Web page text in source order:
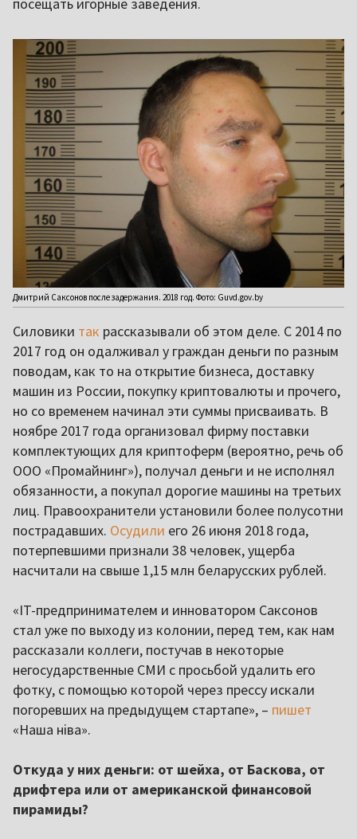
посещать игорные заведения.
Дмитрий Саксонов после задержания. 2018 год. Фото: Guvd.gov.by
Силовики так рассказывали об этом деле. С 2014 по
2017 год он одалживал у граждан деньги по разным
поводам, как то на открытие бизнеса, доставку
машин из России, покупку криптовалюты и прочего,
но со временем начинал эти суммы присваивать. В
ноябре 2017 года организовал фирму поставки
комплектующих для криптоферм (вероятно, речь об
ООО «Промайнинг»), получал деньги и не исполнял
обязанности, а покупал дорогие машины на третьих
лиц. Правоохранители установили более полусотни
пострадавших. Осудили его 26 июня 2018 года,
потерпевшими признали 38 человек, ущерба
насчитали на свыше 1,15 млн беларусских рублей.
«IT-предпринимателем и инноватором Саксонов
стал уже по выходу из колонии, перед тем, как нам
рассказали коллеги, постучав в некоторые
негосударственные СМИ с просьбой удалить его
фотку, с помощью которой через прессу искали
погоревших на предыдущем стартапе», – пишет
«Наша ніва».
Откуда у них деньги: от шейха, от Баскова, от
дрифтера или от американской финансовой
пирамиды?